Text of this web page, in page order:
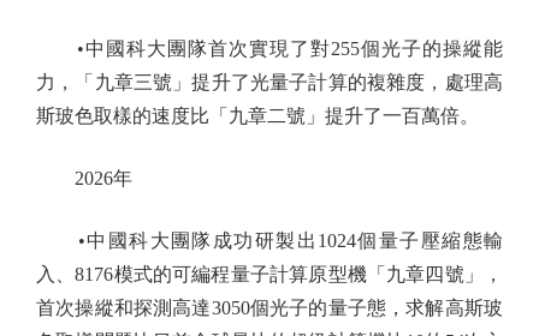
•中國科大團隊首次實現了對255個光子的操縱能
力，「九章三號」提升了光量子計算的複雜度，處理高
斯玻色取樣的速度比「九章二號」提升了一百萬倍。
2026年
•中國科大團隊成功研製出1024個量子壓縮態輸
入、8176模式的可編程量子計算原型機「九章四號」，
首次操縱和探測高達3050個光子的量子態，求解高斯玻